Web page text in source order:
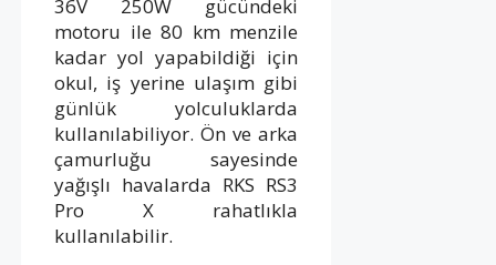
36V 250W gücündeki
motoru ile 80 km menzile
kadar yol yapabildiği için
okul, iş yerine ulaşım gibi
günlük yolculuklarda
kullanılabiliyor. Ön ve arka
çamurluğu sayesinde
yağışlı havalarda RKS RS3
Pro X rahatlıkla
kullanılabilir.